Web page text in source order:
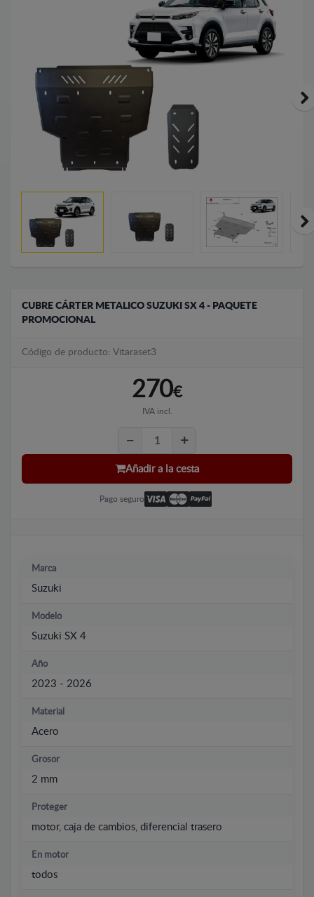
CUBRE CÁRTER METALICO SUZUKI SX 4 - PAQUETE
PROMOCIONAL
Código de producto: Vitaraset3
270€
IVA incl.
Añadir a la cesta
Pago seguro
Marca
Suzuki
Modelo
Suzuki SX 4
Año
2023 - 2026
Material
Acero
Grosor
2 mm
Proteger
motor, caja de cambios, diferencial trasero
En motor
todos